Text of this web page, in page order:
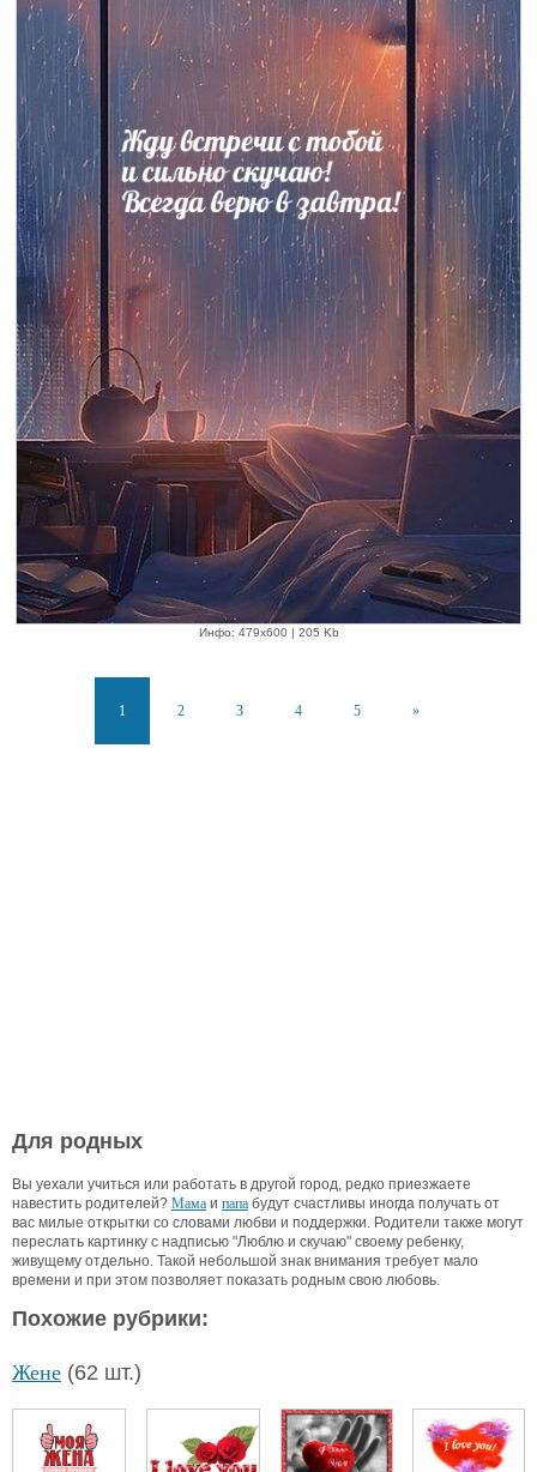
Инфо: 479х600 | 205 Kb
1 2 3 4 5 »
Для родных
Вы уехали учиться или работать в другой город, редко приезжаете
навестить родителей? Мама и папа будут счастливы иногда получать от
вас милые открытки со словами любви и поддержки. Родители также могут
переслать картинку с надписью "Люблю и скучаю" своему ребенку,
живущему отдельно. Такой небольшой знак внимания требует мало
времени и при этом позволяет показать родным свою любовь.
Похожие рубрики:
Жене (62 шт.)